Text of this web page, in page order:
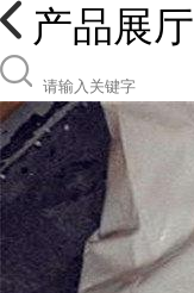
产品展厅